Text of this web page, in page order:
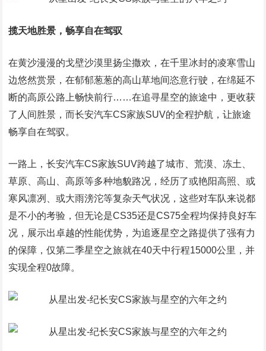
揽天地胜景，畅享自在驾驭
在黄沙漫漫的戈壁沙漠里扬尘撒欢，在千里冰封的凌寒雪山
边悠然赏景，在郁郁葱葱的高山草地间恣意行驶，在绵延不
断的高原公路上畅快前行……在追寻星空的旅途中，更收获
了人间胜景，而长安汽车CS家族SUV的全程护航，让旅途
畅享自在驾驭。
一路上，长安汽车CS家族SUV跨越了城市、荒漠、冻土、
草原、高山、高原等多种地貌路况，经历了或艳阳高照、或
寒风凛冽、或大雨滂沱等复杂天气状况，这些对车队来说都
是不小的考验，但无论是CS35还是CS75全程均保持良好车
况，展示出卓越的性能优势，为追逐星空之路提供了强有力
的保障，仅第二季星空之旅就在40天中行程15000公里，并
实现全程0故障。